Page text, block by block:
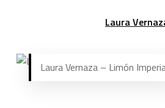
Laura
Laura Vernaza – Limón